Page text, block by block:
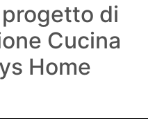
di
Cucina
Home